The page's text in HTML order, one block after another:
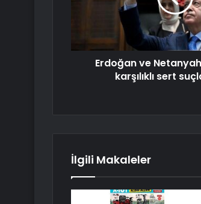
Erdoğan ve
karşılıklı sert
İlgili Makaleler